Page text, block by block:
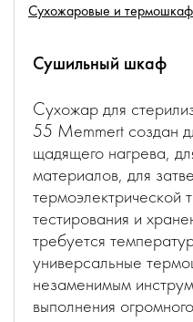
Сухожаровые и
Cушильный шкаф
Сухожар для
55 Memmert создан
щадящего нагрева,
материалов, для
термоэлектрической
тестирования и
требуется
универсальные
незаменимым
выполнения